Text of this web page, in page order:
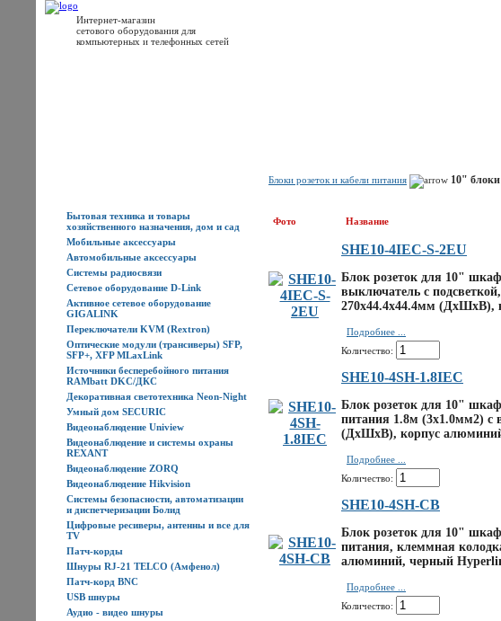
Интернет-магазин
сетового оборудования для
компьютерных и телефонных сетей
Бытовая техника и товары
хозяйственного назначения, дом и сад
Мобильные аксессуары
Автомобильные аксессуары
Системы радиосвязи
Сетевое оборудование D-Link
Активное сетевое оборудование
GIGALINK
Переключатели KVM (Rextron)
Оптические модули (трансиверы) SFP,
SFP+, XFP MLaxLink
Источники бесперебойного питания
RAMbatt DKC/ДКС
Декоративная светотехника Neon-Night
Умный дом SECURIC
Видеонаблюдение Uniview
Видеонаблюдение и системы охраны
REXANT
Видеонаблюдение ZORQ
Видеонаблюдение Hikvision
Системы безопасности, автоматизации
и диспетчеризации Болид
Цифровые ресиверы, антенны и все для
TV
Патч-корды
Шнуры RJ-21 TELCO (Амфенол)
Патч-корд BNC
USB шнуры
Аудио - видео шнуры
Блоки розеток и кабели питания 10" блоки
Фото Название
SHE10-4IEC-S-2EU
Блок розеток для 10"
выключатель с
270х44.4х44.4мм (ДхШхВ),
Подробнее ...
Количество:
SHE10-4SH-1.8IEC
Блок розеток для 10"
питания 1.8м (3х1.0мм2) с
(ДхШхВ), корпус
Подробнее ...
Количество:
SHE10-4SH-CB
Блок розеток для 10"
питания, клеммная
алюминий, черный
Подробнее ...
Количество: